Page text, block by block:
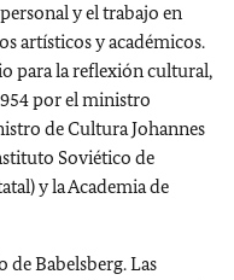
y el trabajo en
artísticos y académicos.
para la reflexión cultural,
por el ministro
de Cultura Johannes
Soviético de
y la Academia de
de Babelsberg. Las